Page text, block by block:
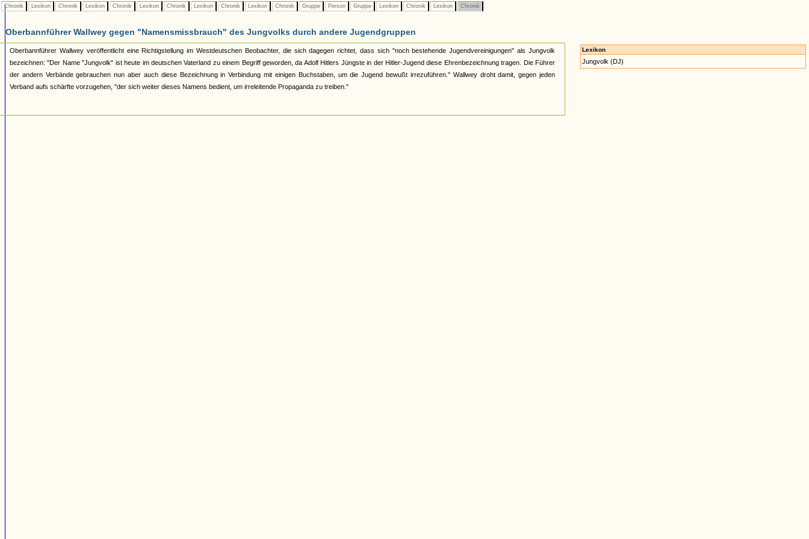
Chronik Lexikon Chronik Lexikon Chronik Lexikon Chronik Lexikon Chronik Lexikon Chronik Gruppe Person Gruppe Lexikon Chronik Lexikon Chronik
Oberbannführer Wallwey gegen "Namensmissbrauch" des Jungvolks durch andere Jugendgruppen
Oberbannführer Wallwey veröffentlicht eine Richtigstellung im Westdeutschen Beobachter, die sich dagegen richtet, dass sich "noch bestehende Jugendvereinigungen" als Jungvolk
bezeichnen: "Der Name "Jungvolk" ist heute im deutschen Vaterland zu einem Begriff geworden, da Adolf Hitlers Jüngste in der Hitler-Jugend diese Ehrenbezeichnung tragen. Die Führer
der andern Verbände gebrauchen nun aber auch diese Bezeichnung in Verbindung mit einigen Buchstaben, um die Jugend bewußt irrezuführen." Wallwey droht damit, gegen jeden
Verband aufs schärfte vorzugehen, "der sich weiter dieses Namens bedient, um irreleitende Propaganda zu treiben."
Lexikon
Jungvolk (DJ)